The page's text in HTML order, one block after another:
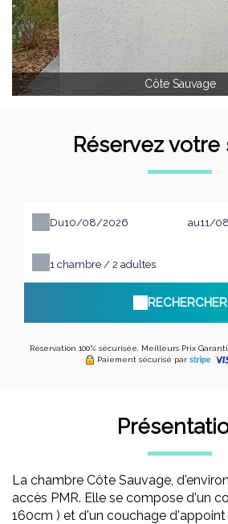
Côte Sauvage
Réservez votre
Du au
1 chambre / 2 adultes
RECHERCHER
Réservation 100% sécurisée, Meilleurs Prix
Paiement sécurisé par
La chambre Côte Sauvage,
accès PMR. Elle se compose d'un
160cm ) et d'un couchage d'appoint